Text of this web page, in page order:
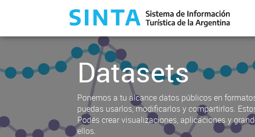
Datasets
Ponemos a tu alcance datos públicos en
puedas usarlos, modificarlos y compartirlos.
Podés crear visualizaciones, aplicaciones y
ellos.